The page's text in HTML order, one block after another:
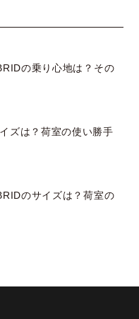
の乗り心地は？その
ズは？荷室の使い勝手
のサイズは？荷室の